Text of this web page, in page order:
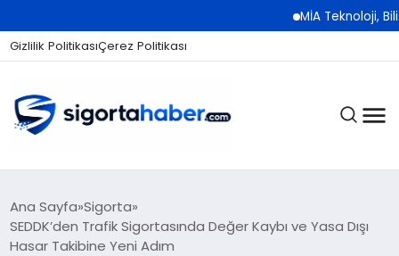
MİA Teknoloji, Bilişim
Gizlilik PolitikasıÇerez Politikası
SIGORTA
Ana Sayfa Sigorta
SEDDK’den Trafik Sigortasında Değer Kaybı ve Yasa Dışı
Hasar Takibine Yeni Adım